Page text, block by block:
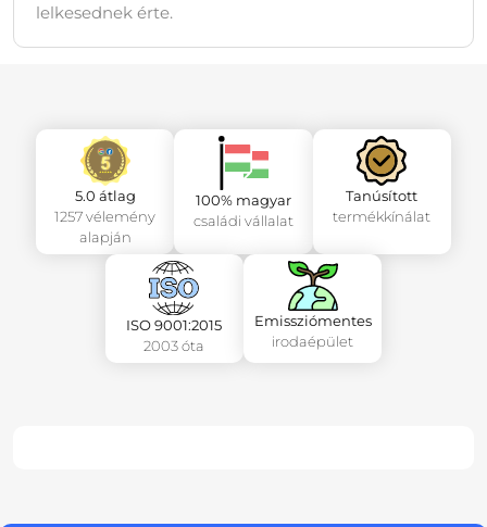
lelkesednek érte.
5.0 átlag
1257 vélemény
alapján
100% magyar
családi vállalat
Tanúsított
termékkínálat
ISO 9001:2015
2003 óta
Emissziómentes
irodaépület